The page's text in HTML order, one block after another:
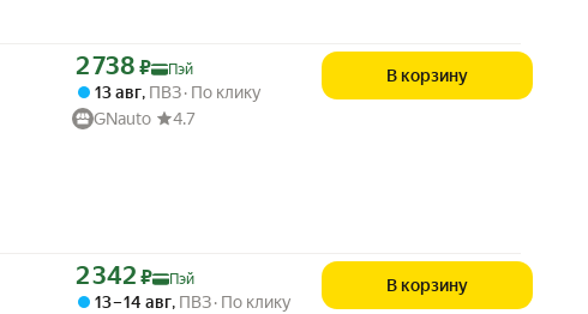
Цена с картой Яндекс Пэй 2738 ₽ вместо
2 738 ₽ Пэй
13 авг, ПВЗ По клику
GNauto
4.7
В корзину
Цена с картой Яндекс Пэй 2342 ₽ вместо
2 342 ₽ Пэй
13 – 14 авг, ПВЗ По клику
В корзину